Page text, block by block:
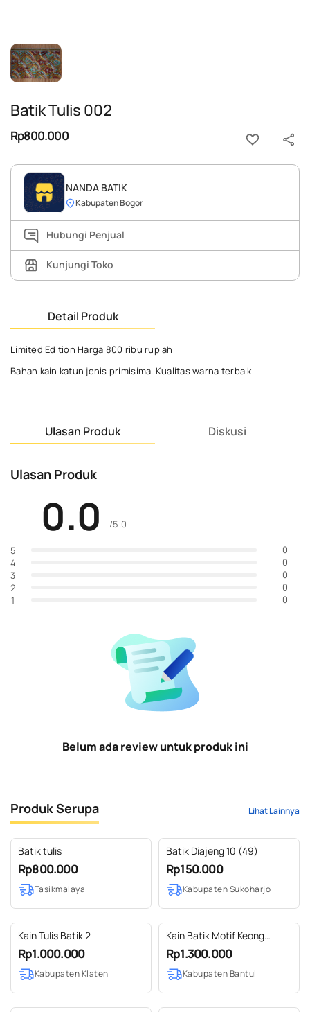
Batik Tulis 002
Rp800.000
NANDA BATIK
Kabupaten Bogor
Hubungi Penjual
Kunjungi Toko
Detail Produk
Limited Edition Harga 800 ribu rupiah
Bahan kain katun jenis primisima. Kualitas warna terbaik
Ulasan Produk Diskusi
Ulasan Produk
0.0 /5.0
5
0
4
0
3
0
2
0
1
0
Belum ada review untuk produk ini
Produk Serupa Lihat Lainnya
Batik tulis
Rp800.000
Tasikmalaya
Batik Diajeng 10 (49)
Rp150.000
Kabupaten Sukoharjo
Kain Tulis Batik 2
Rp1.000.000
Kabupaten Klaten
Kain Batik Motif Keong
Renteng
Rp1.300.000
Kabupaten Bantul